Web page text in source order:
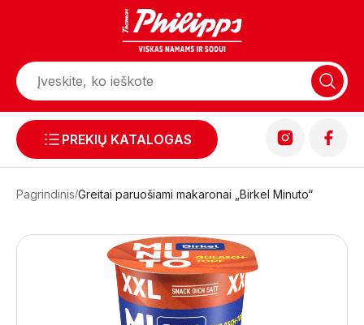
PREKIŲ KATALOGAS
Pagrindinis Greitai paruošiami makaronai „Birkel Minuto“